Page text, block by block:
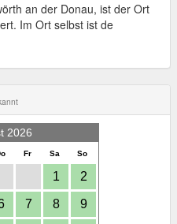
an der Donau, ist der Ort
Im Ort selbst ist de
2026
Fr Sa So
1 2
7 8 9